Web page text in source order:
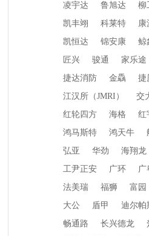
凌宇达
鲁旭达 柳
凯丰翊
科莱特 康
凯恒达
锦安康 鲸
匠兴
骏通 家乐途
捷达消防
金驫 捷
江汉所（JMRI）
交
红轮四方
海格 红
鸿马斯特
鸿天牛
弘亚
华劲 海翔龙
工尹正安
广环 广
法美瑞
福狮 富园
大公
盾甲 迪尔帕
畅通路
长兴德龙